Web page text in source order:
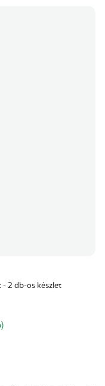
- 2 db-os készlet